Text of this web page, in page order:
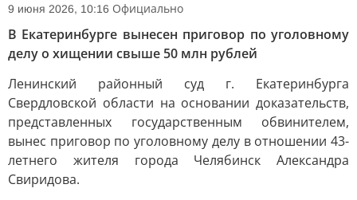
9 июня 2026, 10:16 Официально
В Екатеринбурге вынесен приговор по уголовному
делу о хищении свыше 50 млн рублей
Ленинский районный суд г. Екатеринбурга
Свердловской области на основании доказательств,
представленных государственным обвинителем,
вынес приговор по уголовному делу в отношении 43-
летнего жителя города Челябинск Александра
Свиридова.